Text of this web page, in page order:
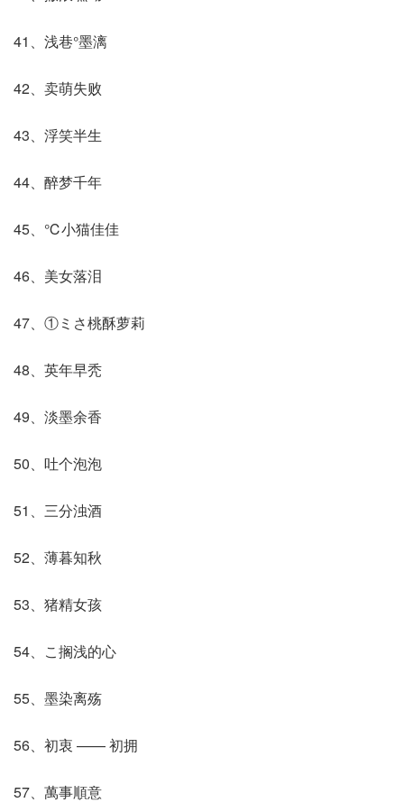
41、浅巷°墨漓
42、卖萌失败
43、浮笑半生
44、醉梦千年
45、℃小猫佳佳
46、美女落泪
47、①ミさ桃酥萝莉
48、英年早秃
49、淡墨余香
50、吐个泡泡
51、三分浊酒
52、薄暮知秋
53、猪精女孩
54、こ搁浅的心
55、墨染离殇
56、初衷 —— 初拥
57、萬事順意